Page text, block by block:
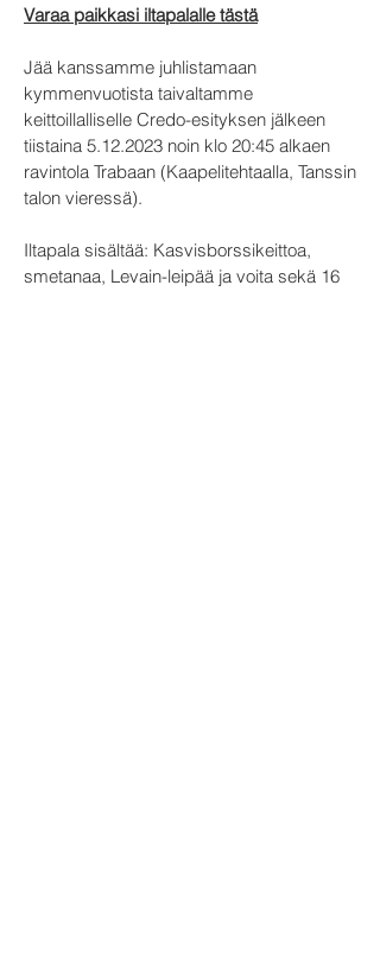
Varaa paikkasi iltapalalle tästä
Jää kanssamme juhlistamaan
kymmenvuotista taivaltamme
keittoillalliselle Credo-esityksen jälkeen
tiistaina 5.12.2023 noin klo 20:45 alkaen
ravintola Trabaan (Kaapelitehtaalla, Tanssin
talon vieressä).
Iltapala sisältää: Kasvisborssikeittoa,
smetanaa, Levain-leipää ja voita sekä 16